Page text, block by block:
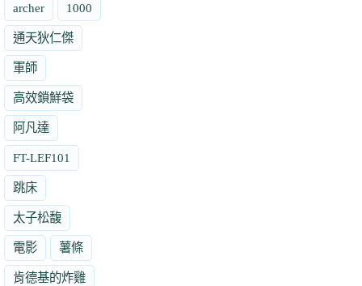
archer 1000
通天狄仁傑
軍師
高效鎖鮮袋
阿凡達
FT-LEF101
跳床
太子松馥
電影 薯條
肯德基的炸雞